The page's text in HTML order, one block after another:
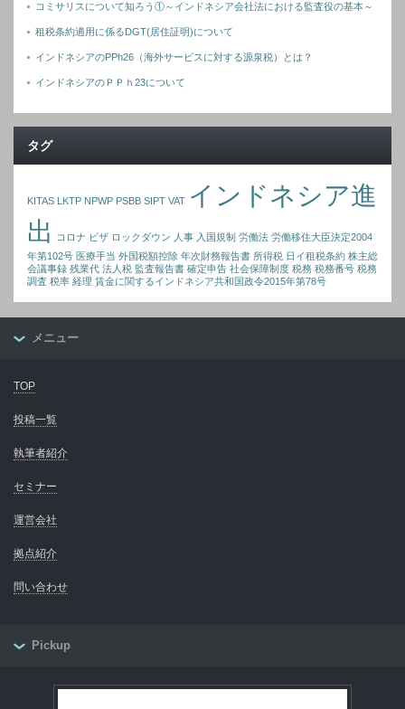
コミサリスについて知ろう①～インドネシア会社法における監査役の基本～
租税条約適用に係るDGT(居住証明)について
インドネシアのPPh26（海外サービスに対する源泉税）とは？
インドネシアのＰＰｈ23について
タグ
KITAS LKTP NPWP PSBB SIPT VAT インドネシア進
出
コロナ ビザ ロックダウン 人事 入国規制 労働法 労働移住大臣決定2004
年第102号 医療手当 外国税額控除 年次財務報告書 所得税 日イ租税条約 株主総
会議事録 残業代 法人税 監査報告書 確定申告 社会保障制度 税務 税務番号 税務
調査 税率 経理 賃金に関するインドネシア共和国政令2015年第78号
メニュー
TOP
投稿一覧
執筆者紹介
セミナー
運営会社
拠点紹介
問い合わせ
Pickup